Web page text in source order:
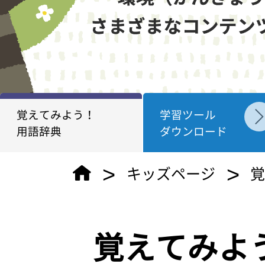
覚えてみよう！
用語辞典
学習ツール
ダウンロード
> キッズページ >
覚えてみよ